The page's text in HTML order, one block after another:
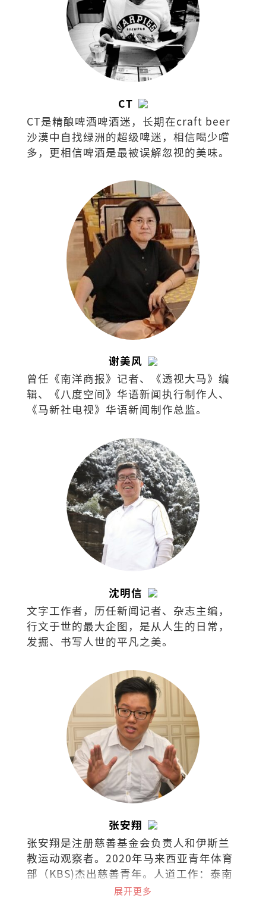
CT
CT是精酿啤酒啤酒迷，长期在craft beer
沙漠中自找绿洲的超级啤迷，相信喝少嚐
多，更相信啤酒是最被误解忽视的美味。
谢美风
曾任《南洋商报》记者、《透视大马》编
辑、《八度空间》华语新闻执行制作人、
《马新社电视》华语新闻制作总监。
沈明信
文字工作者，历任新闻记者、杂志主编，
行文于世的最大企图，是从人生的日常，
发掘、书写人世的平凡之美。
张安翔
张安翔是注册慈善基金会负责人和伊斯兰
教运动观察者。2020年马来西亚青年体育
部（KBS)杰出慈善青年。人道工作：泰南
边界（2016）、克斯巴扎-孟加拉
展开更多